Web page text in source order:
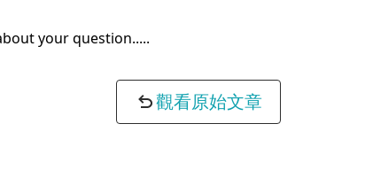
your question...
觀看原始文章